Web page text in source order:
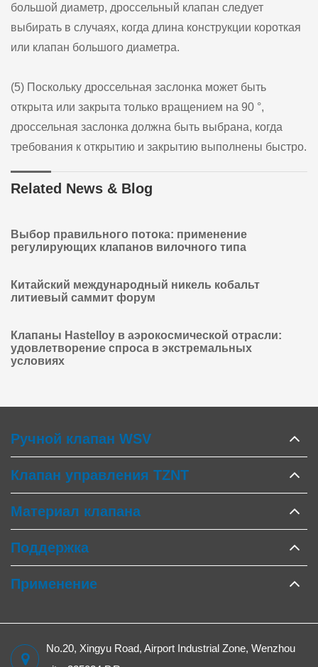
большой диаметр, дроссельный клапан следует
выбирать в случаях, когда длина конструкции короткая
или клапан большого диаметра.
(5) Поскольку дроссельная заслонка может быть
открыта или закрыта только вращением на 90 °,
дроссельная заслонка должна быть выбрана, когда
требования к открытию и закрытию выполнены быстро.
Related News & Blog
Выбор правильного потока: применение
регулирующих клапанов вилочного типа
Китайский международный никель кобальт
литиевый саммит форум
Клапаны Hastelloy в аэрокосмической отрасли:
удовлетворение спроса в экстремальных
условиях
Ручной клапан WSV
Клапан управления TZNT
Материал клапана
Поддержка
Применение
No.20, Xingyu Road, Airport Industrial Zone, Wenzhou